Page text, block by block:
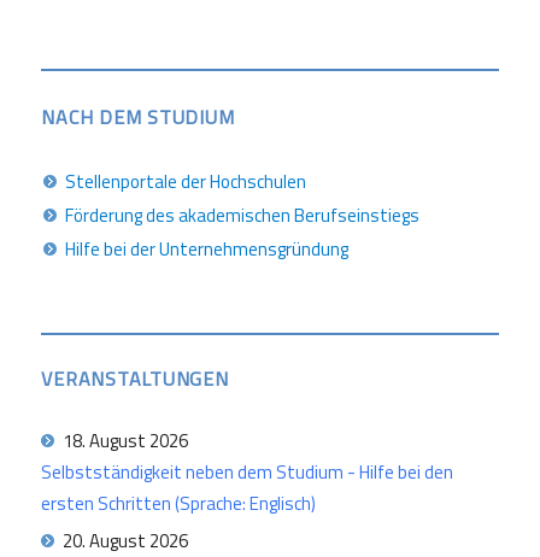
NACH DEM STUDIUM
Stellenportale der Hochschulen
Förderung des akademischen Berufseinstiegs
Hilfe bei der Unternehmensgründung
VERANSTALTUNGEN
18. August 2026
Selbstständigkeit neben dem Studium - Hilfe bei den
ersten Schritten (Sprache: Englisch)
20. August 2026